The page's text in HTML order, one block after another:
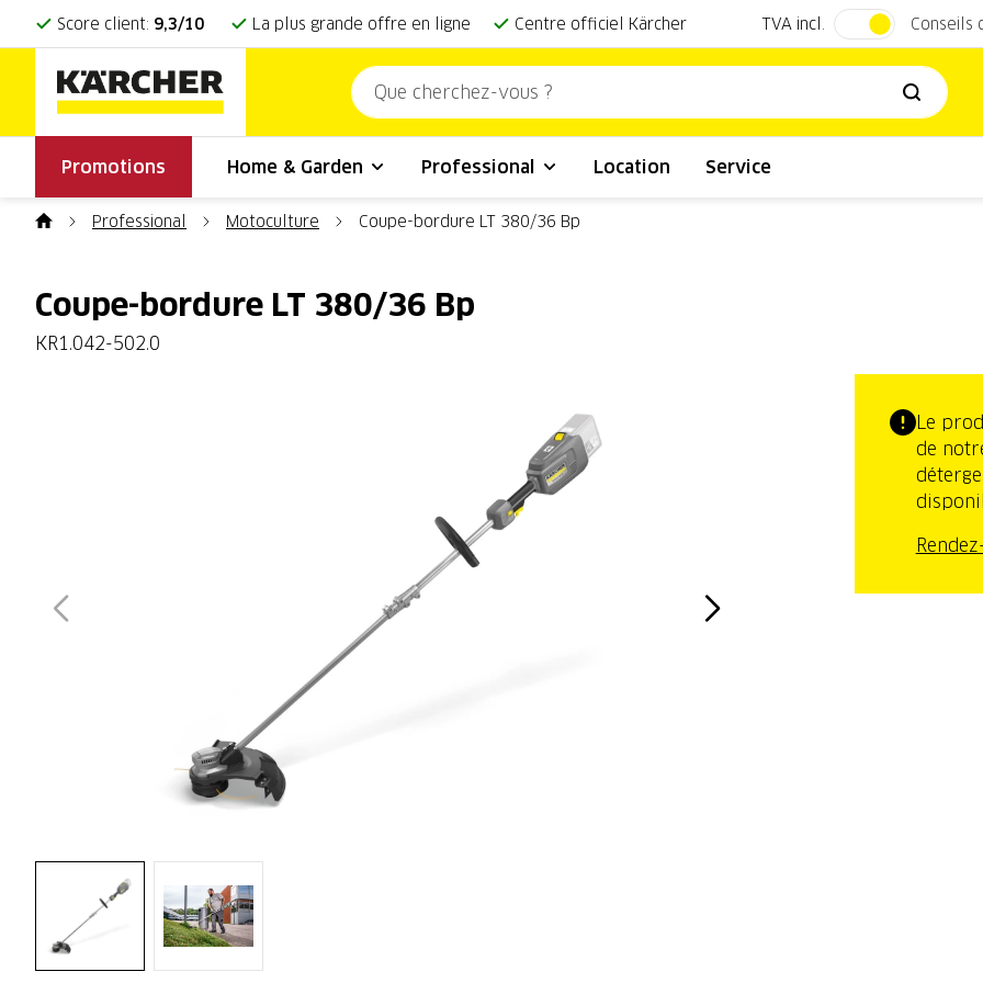
Score client: 9,3/10 La plus grande offre en ligne Centre officiel Kärcher Conseils
Promotions Home & Garden Professional Location Service
TVA incl.
Professional Motoculture Coupe-bordure LT 380/36 Bp
Coupe-bordure LT 380/36 Bp
KR1.042-502.0
Le
de